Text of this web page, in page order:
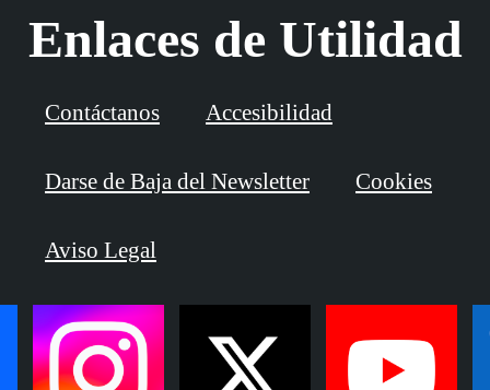
Enlaces de Utilidad
Contáctanos Accesibilidad
Darse de Baja del Newsletter Cookies
Aviso Legal